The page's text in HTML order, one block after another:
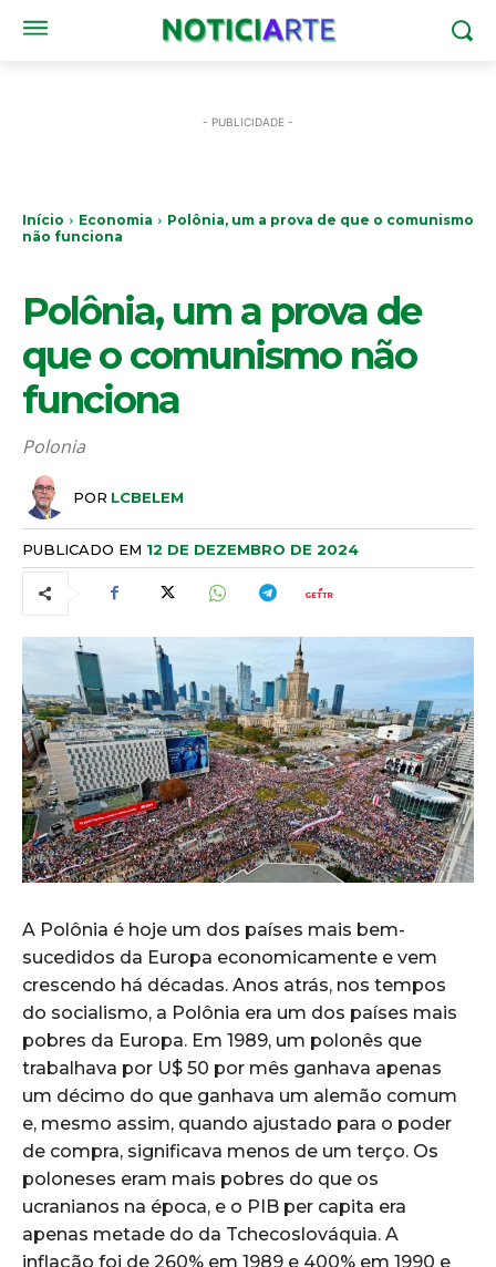
- PUBLICIDADE -
Início Economia
Polônia, um a prova de que o comunismo
não funciona
Polônia, um a prova de
que o comunismo não
funciona
Polonia
POR LCBELEM
PUBLICADO EM 12 DE DEZEMBRO DE 2024
A Polônia é hoje um dos países mais bem-
sucedidos da Europa economicamente e vem
crescendo há décadas. Anos atrás, nos tempos
do socialismo, a Polônia era um dos países mais
pobres da Europa. Em 1989, um polonês que
trabalhava por U$ 50 por mês ganhava apenas
um décimo do que ganhava um alemão comum
e, mesmo assim, quando ajustado para o poder
de compra, significava menos de um terço. Os
poloneses eram mais pobres do que os
ucranianos na época, e o PIB per capita era
apenas metade do da Tchecoslováquia. A
inflação foi de 260% em 1989 e 400% em 1990 e